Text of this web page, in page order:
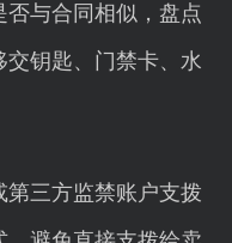
与合同相似，盘点
钥匙、门禁卡、水
三方监禁账户支拨